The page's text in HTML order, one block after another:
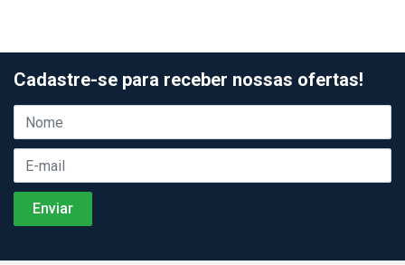
Cadastre-se para receber nossas ofertas!